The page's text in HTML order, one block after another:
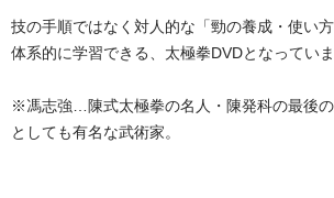
技の手順ではなく対人的な「勁の養成・使い
体系的に学習できる、太極拳DVDとなっていま
※馮志強…陳式太極拳の名人・陳発科の最後
としても有名な武術家。